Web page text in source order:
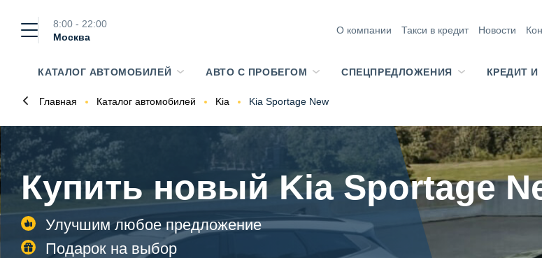
8:00 - 22:00
Москва
О компании Такси в кредит Новости
КАТАЛОГ АВТОМОБИЛЕЙ АВТО С ПРОБЕГОМ СПЕЦПРЕДЛОЖЕНИЯ КРЕДИТ
Главная Каталог автомобилей Kia Kia Sportage New
Купить новый Kia Sportage
Улучшим любое предложение
Подарок на выбор